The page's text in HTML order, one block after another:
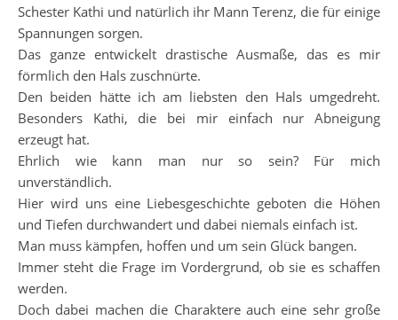
Schester Kathi und natürlich ihr Mann Terenz, die für einige
Spannungen sorgen.
Das ganze entwickelt drastische Ausmaße, das es mir
förmlich den Hals zuschnürte.
Den beiden hätte ich am liebsten den Hals umgedreht.
Besonders Kathi, die bei mir einfach nur Abneigung
erzeugt hat.
Ehrlich wie kann man nur so sein? Für mich
unverständlich.
Hier wird uns eine Liebesgeschichte geboten die Höhen
und Tiefen durchwandert und dabei niemals einfach ist.
Man muss kämpfen, hoffen und um sein Glück bangen.
Immer steht die Frage im Vordergrund, ob sie es schaffen
werden.
Doch dabei machen die Charaktere auch eine sehr große